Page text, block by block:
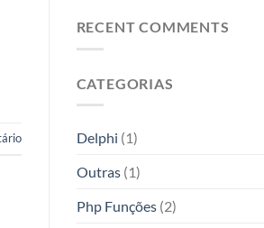
RECENT COMMENTS
CATEGORIAS
Delphi (1)
Outras(1)
Php Funções(2)